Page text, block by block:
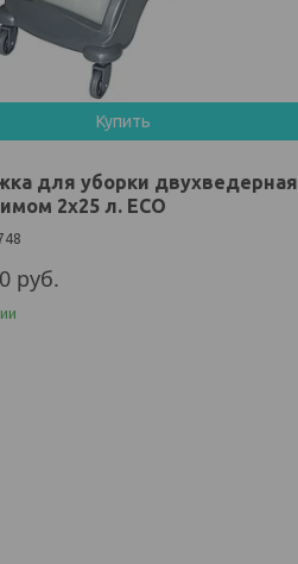
Купить
для уборки двухведерная
2х25 л. ECO
руб.